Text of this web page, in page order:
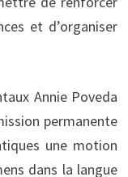
et d’organiser
Annie Poveda
permanente
une motion
dans la langue